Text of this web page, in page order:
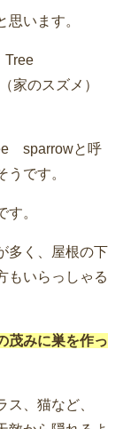
います。
Tree
家のスズメ）
sparrowと呼
です。
。
多く、屋根の下
もいらっしゃる
茂みに巣を作っ
、猫など、